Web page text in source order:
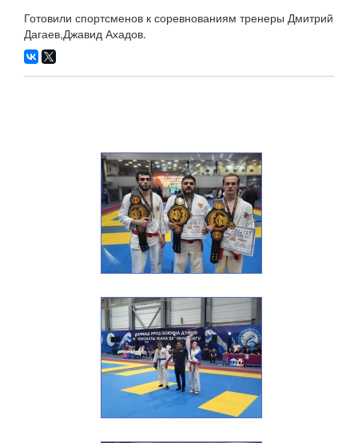
Готовили спортсменов к соревнованиям тренеры Дмитрий
Дагаев,Джавид Ахадов.